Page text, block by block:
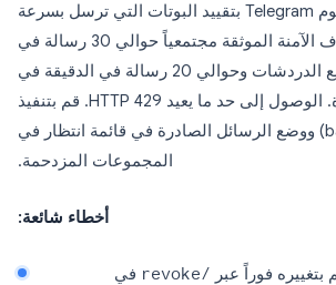
يقوم Telegram بتقييد البوتات التي ترسل بسرعة
كبيرة. تشمل الأهداف الآمنة الموثقة مجتمعياً حوالي 30 رسالة في
الثانية عبر جميع الدردشات وحوالي 20 رسالة في الدقيقة في
مجموعة واحدة. الوصول إلى حد ما يعيد HTTP 429. قم بتنفيذ
التراجع (backoff) ووضع الرسائل الصادرة في قائمة انتظار في
المجموعات المزدحمة.
أخطاء شائعة:
بتغييره فوراً عبر /revoke
في